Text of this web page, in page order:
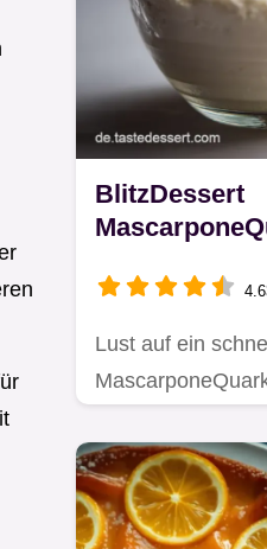
BlitzDessert
Lust auf ein
Zitrone ist…